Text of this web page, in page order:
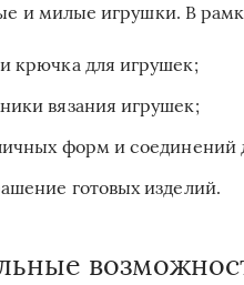
и милые игрушки. В
крючка для игрушек;
вязания игрушек;
форм и соединений
готовых изделий.